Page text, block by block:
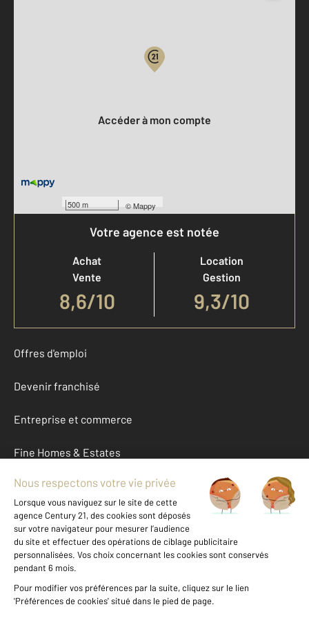
500 m ©Mappy
Accéder à mon compte
Votre agence est notée
Achat
Vente
8,6/10
Location
Gestion
9,3/10
Offres d'emploi
Devenir franchisé
Entreprise et commerce
Fine Homes & Estates
À propos
International
Nous contacter